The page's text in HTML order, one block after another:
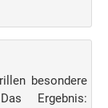
besondere
Ergebnis: